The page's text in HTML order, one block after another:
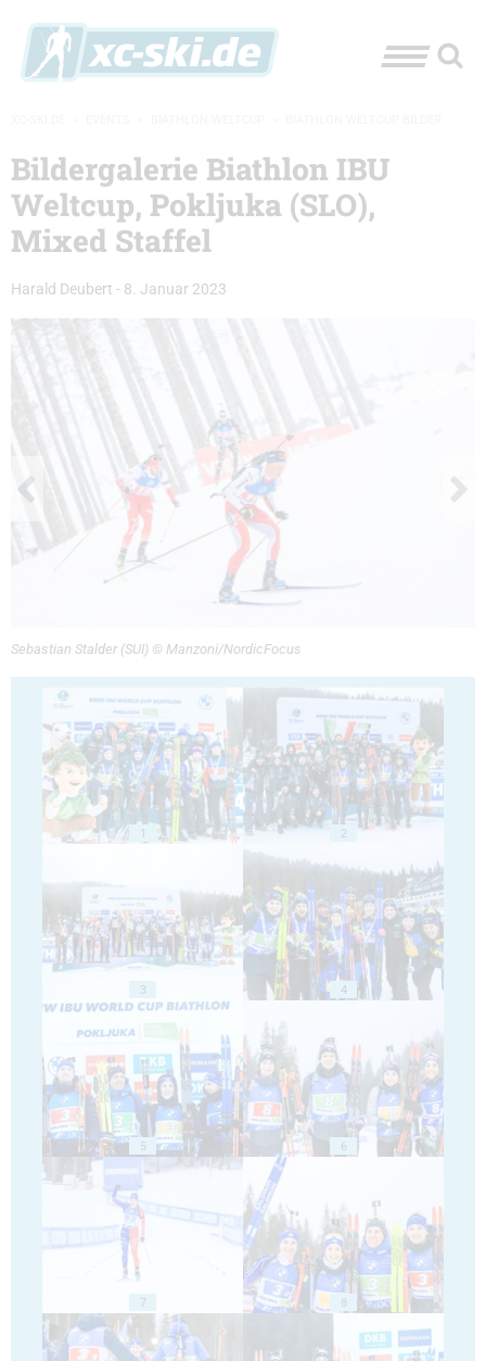
Bildergalerie Biathlon IBU
Weltcup, Pokljuka (SLO),
Mixed Staffel
Harald Deubert - 8. Januar 2023
Sebastian Stalder (SUI) © Manzoni/NordicFocus
1 2
3 4
5 6
7 8